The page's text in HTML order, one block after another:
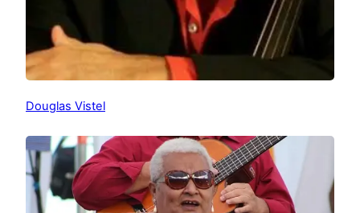
Douglas Vistel